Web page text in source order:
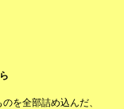
を全部詰め込んだ、